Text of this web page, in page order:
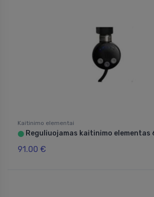
Kaitinimo elementai
⬤ Reguliuojamas kaitinimo elementas
91.00 €